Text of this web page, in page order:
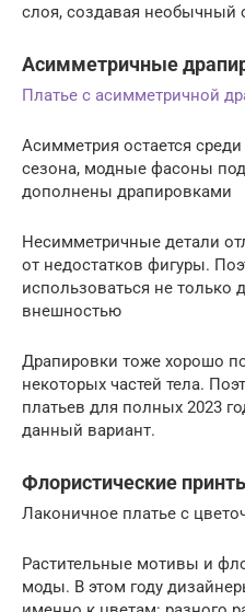
слоя, создавая необычный
Асимметричные
Платье с асимметричной
Асимметрия остается
сезона, модные фасоны
дополнены драпировками
Несимметричные детали
от недостатков фигуры.
использоваться не
внешностью
Драпировки тоже хорошо
некоторых частей тела.
платьев для полных 2023
данный вариант.
Флористические
Лаконичное платье с
Растительные мотивы и
моды. В этом году